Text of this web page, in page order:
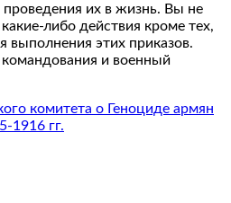
их в жизнь. Вы не
либо действия кроме тех,
этих приказов.
и военный
комитета о Геноциде армян
1916 гг.